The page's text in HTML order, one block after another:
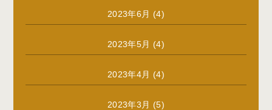
2023年6月 (4)
2023年5月 (4)
2023年4月 (4)
2023年3月 (5)